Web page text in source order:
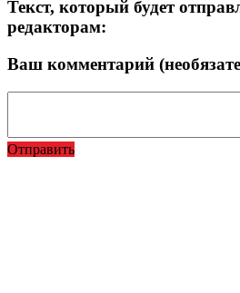
Текст, который будет
редакторам:
Ваш комментарий
Отправить